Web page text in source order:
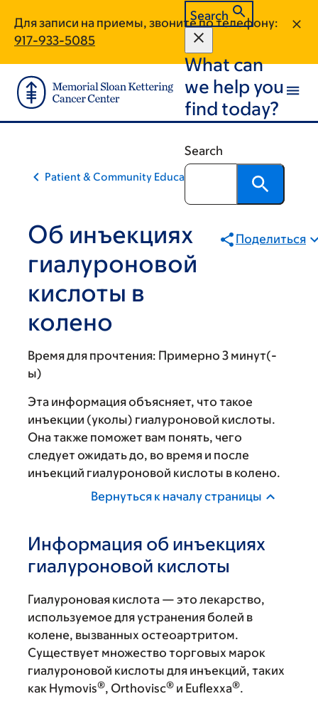
main
content
footer
Для записи на приемы, звоните по телефону:
917-933-5085
Search
What can
we help you
find today?
Search
Patient & Community Education
Об инъекциях
гиалуроновой
кислоты в
колено
Поделиться
Время для прочтения: Примерно 3 минут(-
ы)
Эта информация объясняет, что такое
инъекции (уколы) гиалуроновой кислоты.
Она также поможет вам понять, чего
следует ожидать до, во время и после
инъекций гиалуроновой кислоты в колено.
Вернуться к началу страницы
Информация об инъекциях
гиалуроновой кислоты
Гиалуроновая кислота — это лекарство,
используемое для устранения болей в
колене, вызванных остеоартритом.
Существует множество торговых марок
гиалуроновой кислоты для инъекций, таких
как Hymovis®, Orthovisc® и Euflexxa®.